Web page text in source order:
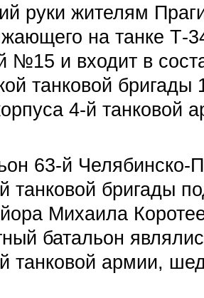
руки жителям
на танке Т-
№15 и входит в
танковой бригады
4-й танковой
63-й Челябинско-
танковой бригады
Михаила
батальон
танковой армии,